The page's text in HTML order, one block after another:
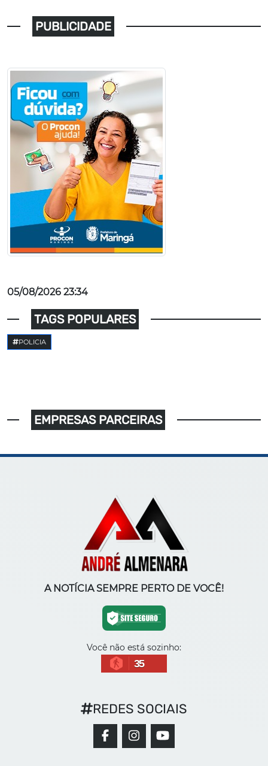
PUBLICIDADE
05/08/2026 23:34
TAGS POPULARES
POLICIA
EMPRESAS PARCEIRAS
A NOTÍCIA SEMPRE PERTO DE VOCÊ!
Você não está sozinho:
35
REDES SOCIAIS